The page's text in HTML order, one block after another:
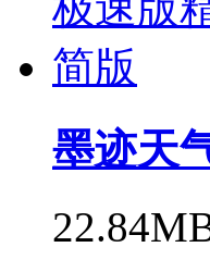
墨迹天